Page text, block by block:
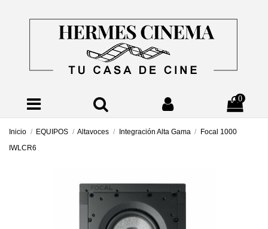
0
Inicio EQUIPOS Altavoces Integración Alta Gama
Focal 1000
IWLCR6